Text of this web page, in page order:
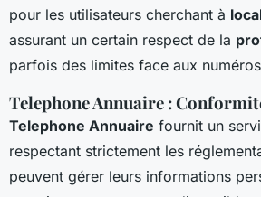
pour les utilisateurs cherchant à
assurant un certain respect de la
parfois des limites face aux
Telephone Annuaire :
Telephone Annuaire fournit un
respectant strictement les
peuvent gérer leurs informations